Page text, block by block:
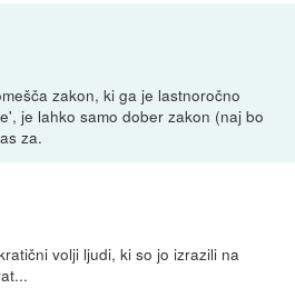
zakon, ki ga je lastnoročno
je lahko samo dober zakon (naj bo
za.
volji ljudi, ki so jo izrazili na